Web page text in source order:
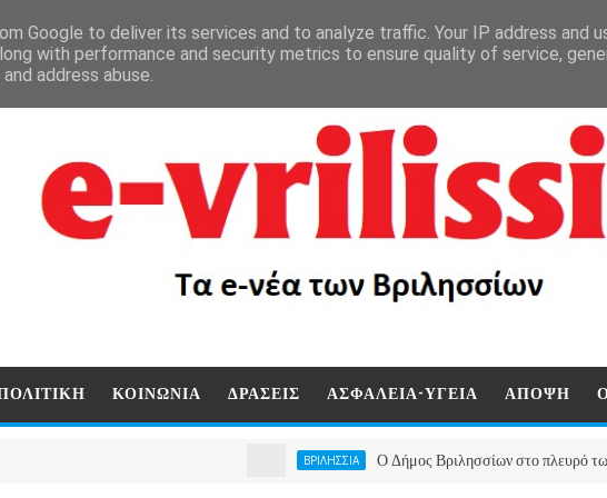
ΚΟΙΝΩΝΙΑ ΔΡΑΣΕΙΣ ΑΣΦΑΛΕΙΑ-ΥΓΕΙΑ ΑΠΟΨΗ
Ο Δήμος Βριλησσίων στο πλευρό των
Google to deliver its services and to analyze traffic. Your IP address and
with performance and security metrics to ensure quality of service,
address abuse.